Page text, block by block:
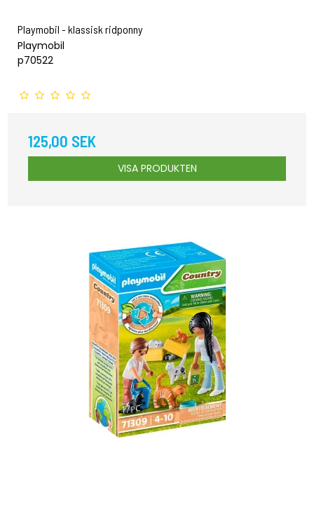
Playmobil - klassisk ridponny
Playmobil
p70522
125,00 SEK
VISA PRODUKTEN